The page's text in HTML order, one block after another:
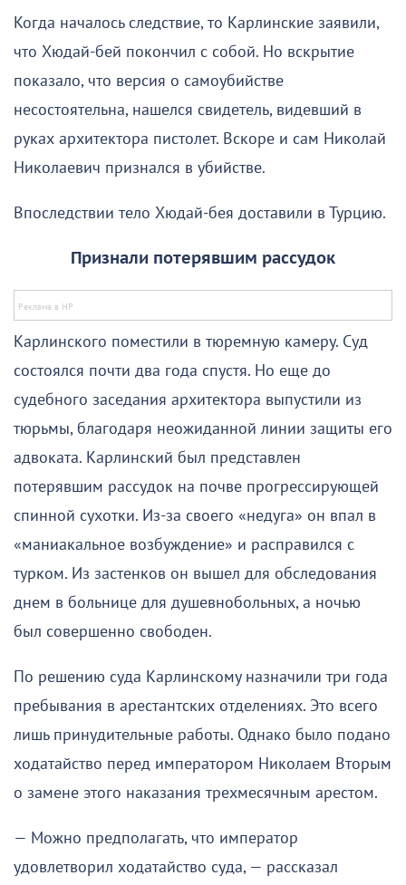
Когда началось следствие, то Карлинские заявили,
что Хюдай-бей покончил с собой. Но вскрытие
показало, что версия о самоубийстве
несостоятельна, нашелся свидетель, видевший в
руках архитектора пистолет. Вскоре и сам Николай
Николаевич признался в убийстве.
Впоследствии тело Хюдай-бея доставили в Турцию.
Признали потерявшим рассудок
Карлинского поместили в тюремную камеру. Суд
состоялся почти два года спустя. Но еще до
судебного заседания архитектора выпустили из
тюрьмы, благодаря неожиданной линии защиты его
адвоката. Карлинский был представлен
потерявшим рассудок на почве прогрессирующей
спинной сухотки. Из-за своего «недуга» он впал в
«маниакальное возбуждение» и расправился с
турком. Из застенков он вышел для обследования
днем в больнице для душевнобольных, а ночью
был совершенно свободен.
По решению суда Карлинскому назначили три года
пребывания в арестантских отделениях. Это всего
лишь принудительные работы. Однако было подано
ходатайство перед императором Николаем Вторым
о замене этого наказания трехмесячным арестом.
— Можно предполагать, что император
удовлетворил ходатайство суда, — рассказал